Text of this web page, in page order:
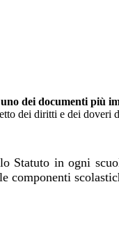
dei documenti più
dei diritti e dei doveri
Statuto in ogni
componenti